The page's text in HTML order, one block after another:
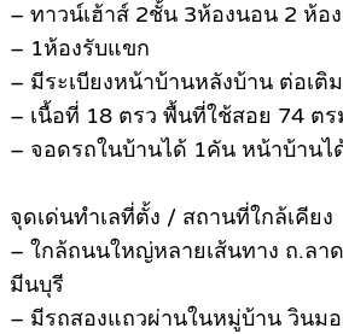
– ทาวน์เฮ้าส์ 2ชั้น 3ห้องนอน 2 ห้อ
– 1ห้องรับแขก
– มีระเบียงหน้าบ้านหลังบ้าน ต่อเติ
– เนื้อที่ 18 ตรว พื้นที่ใช้สอย 74 ตร
– จอดรถในบ้านได้ 1คัน หน้าบ้านไ
จุดเด่นทำเลที่ตั้ง / สถานที่ใกล้เคียง
– ใกล้ถนนใหญ่หลายเส้นทาง ถ.ลา
มีนบุรี
– มีรถสองแถวผ่านในหมู่บ้าน วินมอ